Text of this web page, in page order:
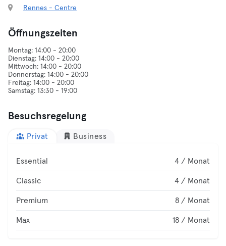
Rennes - Centre
Öffnungszeiten
Montag: 14:00 - 20:00
Dienstag: 14:00 - 20:00
Mittwoch: 14:00 - 20:00
Donnerstag: 14:00 - 20:00
Freitag: 14:00 - 20:00
Besuchsregelung
Privat Business
Essential 4 / Monat
Classic 4 / Monat
Premium 8 / Monat
Max 18 / Monat